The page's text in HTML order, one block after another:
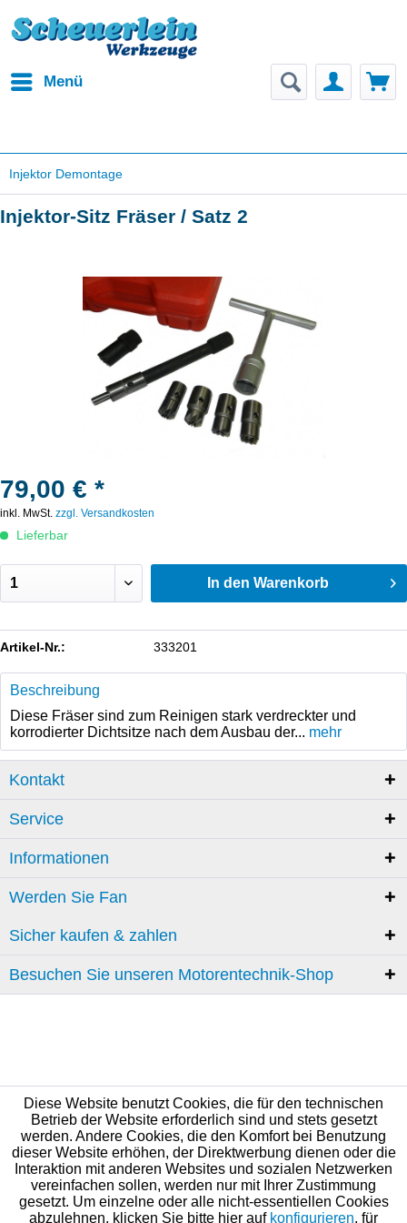
Menü
Injektor Demontage
Injektor-Sitz Fräser / Satz 2
79,00 € *
inkl. MwSt. zzgl. Versandkosten
Lieferbar
In den Warenkorb
Artikel-Nr.: 333201
Beschreibung
Diese Fräser sind zum Reinigen stark verdreckter und
korrodierter Dichtsitze nach dem Ausbau der... mehr
Kontakt
Service
Informationen
Werden Sie Fan
Sicher kaufen & zahlen
Besuchen Sie unseren Motorentechnik-Shop
Diese Website benutzt Cookies, die für den technischen
Betrieb der Website erforderlich sind und stets gesetzt
werden. Andere Cookies, die den Komfort bei Benutzung
dieser Website erhöhen, der Direktwerbung dienen oder die
Interaktion mit anderen Websites und sozialen Netzwerken
vereinfachen sollen, werden nur mit Ihrer Zustimmung
gesetzt. Um einzelne oder alle nicht-essentiellen Cookies
abzulehnen, klicken Sie bitte hier auf konfigurieren, für